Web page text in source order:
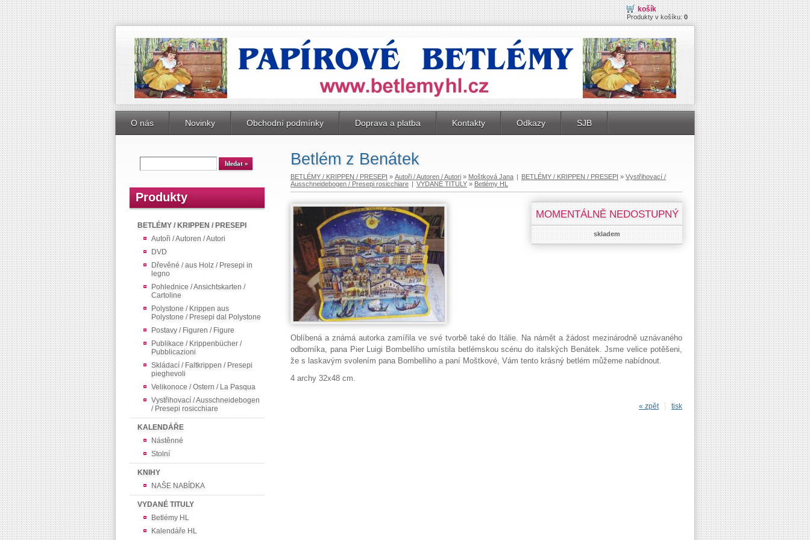
košík
Produkty v košíku:0
O nás Novinky Obchodní podmínky Doprava a platba Kontakty Odkazy SJB
Produkty
BETLÉMY / KRIPPEN / PRESEPI
Autoři / Autoren / Autori
DVD
Dřevěné / aus Holz / Presepi in
legno
Pohlednice / Ansichtskarten /
Cartoline
Polystone / Krippen aus
Polystone / Presepi dal Polystone
Postavy / Figuren / Figure
Publikace / Krippenbücher /
Pubblicazioni
Skládací / Faltkrippen / Presepi
pieghevoli
Velikonoce / Ostern / La Pasqua
Vystřihovací / Ausschneidebogen
/ Presepi rosicchiare
KALENDÁŘE
Nástěnné
Stolní
KNIHY
NAŠE NABÍDKA
VYDANÉ TITULY
Betlémy HL
Kalendáře HL
Betlém z Benátek
BETLÉMY / KRIPPEN / PRESEPI » Autoři / Autoren / Autori » Moštková Jana | BETLÉMY / KRIPPEN / PRESEPI » Vystřihovací /
Ausschneidebogen / Presepi rosicchiare | VYDANÉ TITULY » Betlémy HL
MOMENTÁLNĚ NEDOSTUPNÝ
skladem
Oblíbená a známá autorka zamířila ve své tvorbě také do Itálie. Na námět a žádost mezinárodně uznávaného
odborníka, pana Pier Luigi Bombelliho umístila betlémskou scénu do italských Benátek. Jsme velice potěšeni,
že s laskavým svolením pana Bombelliho a paní Moštkové, Vám tento krásný betlém můžeme nabídnout.
4 archy 32x48 cm.
tisk
« zpět